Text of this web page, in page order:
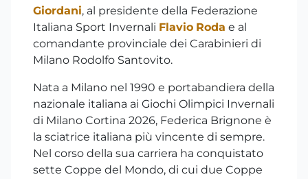
Giordani, al presidente della Federazione
Italiana Sport Invernali Flavio Roda e al
comandante provinciale dei Carabinieri di
Milano Rodolfo Santovito.
Nata a Milano nel 1990 e portabandiera della
nazionale italiana ai Giochi Olimpici Invernali
di Milano Cortina 2026, Federica Brignone è
la sciatrice italiana più vincente di sempre.
Nel corso della sua carriera ha conquistato
sette Coppe del Mondo, di cui due Coppe